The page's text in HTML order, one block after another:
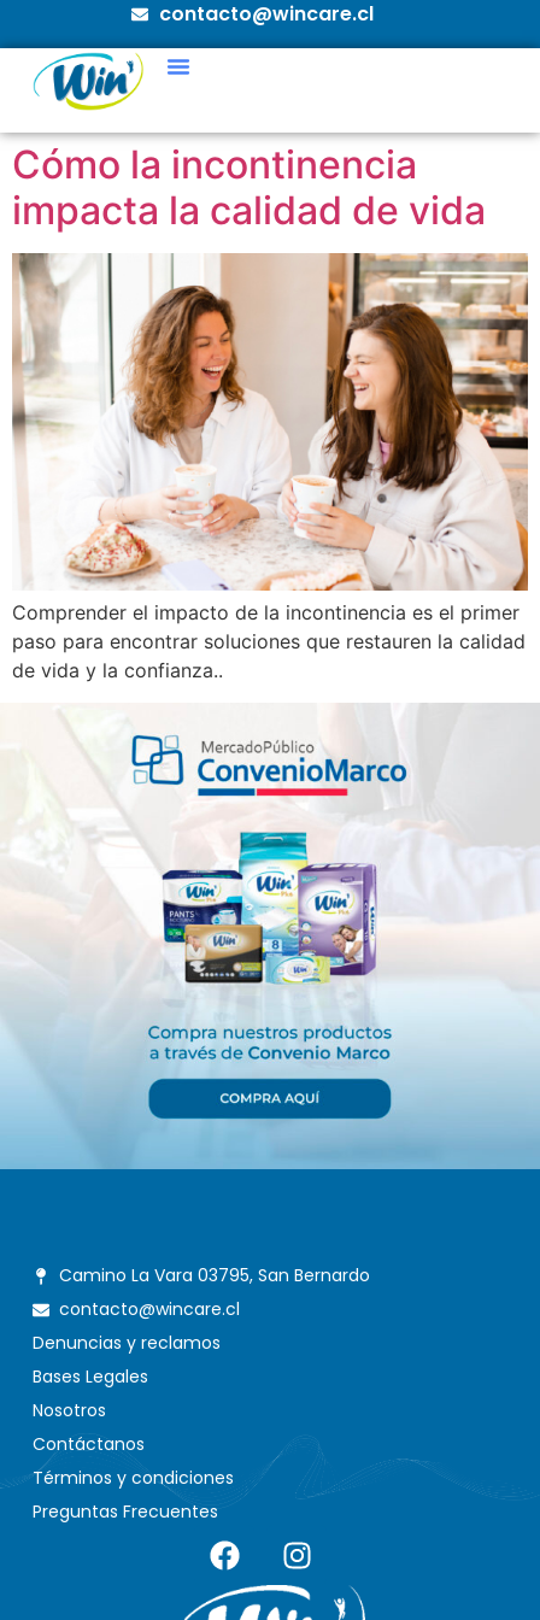
contacto@wincare.cl
Cómo la incontinencia
impacta la calidad de vida
Comprender el impacto de la incontinencia es el primer
paso para encontrar soluciones que restauren la calidad
de vida y la confianza..
Camino La Vara 03795, San Bernardo
contacto@wincare.cl
Denuncias y reclamos
Bases Legales
Nosotros
Contáctanos
Términos y condiciones
Preguntas Frecuentes